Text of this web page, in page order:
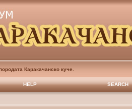
Каракачанско куче.
HELP SEARCH